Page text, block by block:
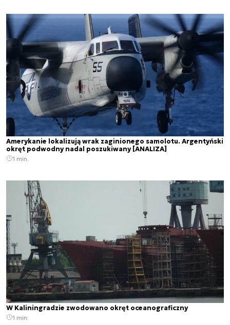
Amerykanie lokalizują wrak zaginionego samolotu. Argentyński
okręt podwodny nadal poszukiwany [ANALIZA]
1 min.
W Kaliningradzie zwodowano okręt oceanograficzny
1 min.